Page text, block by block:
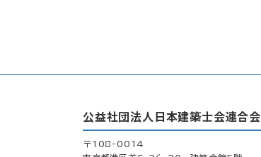
公益社団法人日本建築士会連合会
〒108-0014